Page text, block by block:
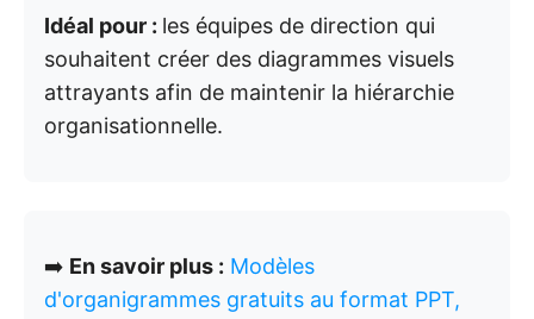
Idéal pour : les équipes de direction qui
souhaitent créer des diagrammes visuels
attrayants afin de maintenir la hiérarchie
organisationnelle.
➡️ En savoir plus : Modèles
d'organigrammes gratuits au format PPT,